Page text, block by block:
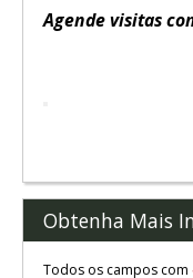
Agende visitas
Obtenha Mais
Todos os campos com